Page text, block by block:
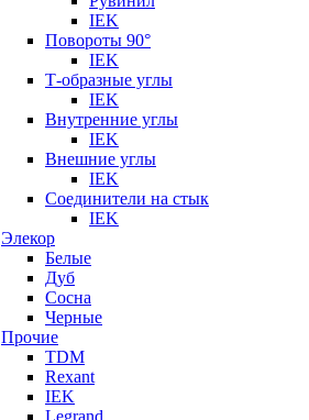
IEK
Повороты 90°
IEK
Т-образные углы
IEK
Внутренние углы
IEK
Внешние углы
IEK
Соединители на стык
IEK
Элекор
Белые
Дуб
Сосна
Черные
Прочие
TDM
Rexant
IEK
Legrand